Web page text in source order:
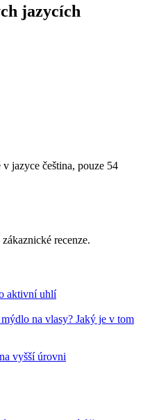
jazycích
jazyce čeština, pouze 54
recenze.
aktivní uhlí
na vlasy? Jaký je v tom
vyšší úrovni